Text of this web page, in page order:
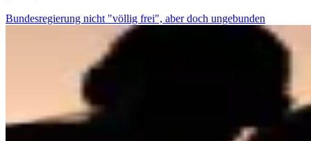
Bundesregierung nicht "völlig frei", aber doch ungebunden